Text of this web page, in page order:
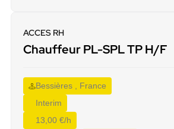
ACCES RH
Chauffeur PL-SPL TP H/F
Bessières , France
Interim
13,00 €/h